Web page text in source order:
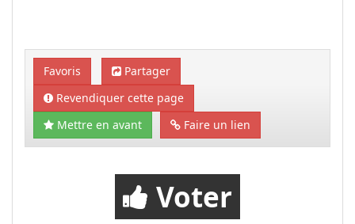
Favoris
Partager
Revendiquer cette page
Mettre en avant
Faire un lien
Voter